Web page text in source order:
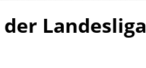
Landesliga